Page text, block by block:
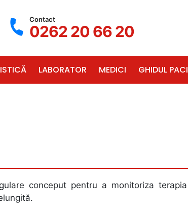
Contact
0262 20 66 20
LABORATOR MEDICI GHIDUL
conceput pentru a monitoriza